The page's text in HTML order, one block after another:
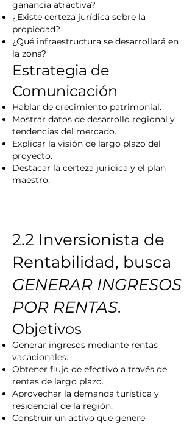
ganancia atractiva?
¿Existe certeza jurídica sobre la
propiedad?
¿Qué infraestructura se desarrollará en
la zona?
Estrategia de
Comunicación
Hablar de crecimiento patrimonial.
Mostrar datos de desarrollo regional y
tendencias del mercado.
Explicar la visión de largo plazo del
proyecto.
Destacar la certeza jurídica y el plan
maestro.
2.2 Inversionista de
Rentabilidad, busca
GENERAR INGRESOS
POR RENTAS.
Objetivos
Generar ingresos mediante rentas
vacacionales.
Obtener flujo de efectivo a través de
rentas de largo plazo.
Aprovechar la demanda turística y
residencial de la región.
Construir un activo que genere